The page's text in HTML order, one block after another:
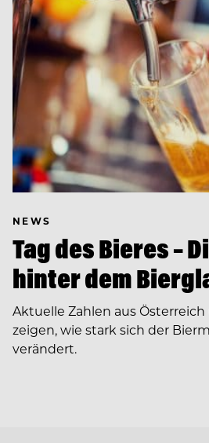
NEWS
Tag des Bieres –
hinter dem
Aktuelle Zahlen aus
zeigen, wie stark sich der
verändert.